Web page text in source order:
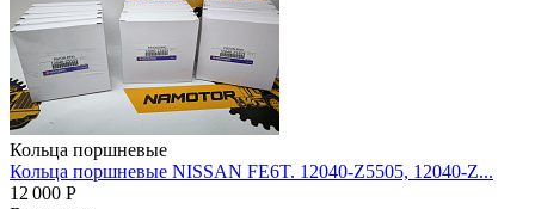
Кольца поршневые
Кольца поршневые NISSAN FE6T. 12040-Z5505, 12040-Z...
12 000 Р